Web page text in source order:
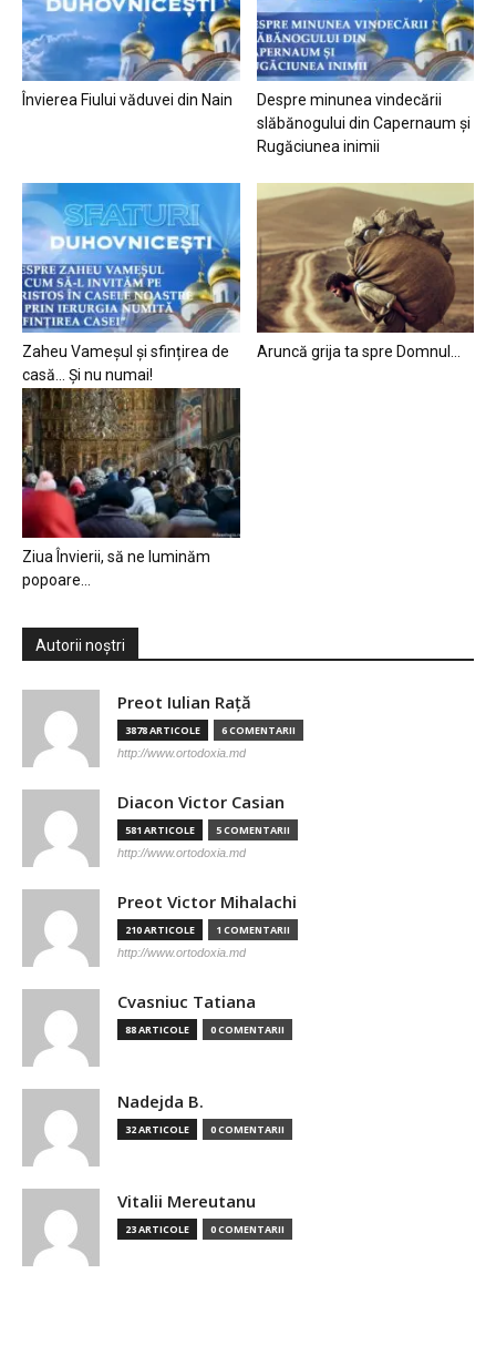
Învierea Fiului văduvei din Nain
Despre minunea vindecării
slăbănogului din Capernaum și
Rugăciunea inimii
Zaheu Vameșul și sfințirea de
casă… Și nu numai!
Aruncă grija ta spre Domnul…
Ziua Învierii, să ne luminăm
popoare…
Autorii noștri
Preot Iulian Raţă
3878 ARTICOLE 6 COMENTARII
http://www.ortodoxia.md
Diacon Victor Casian
581 ARTICOLE 5 COMENTARII
http://www.ortodoxia.md
Preot Victor Mihalachi
210 ARTICOLE 1 COMENTARII
http://www.ortodoxia.md
Cvasniuc Tatiana
88 ARTICOLE 0 COMENTARII
Nadejda B.
32 ARTICOLE 0 COMENTARII
Vitalii Mereutanu
23 ARTICOLE 0 COMENTARII